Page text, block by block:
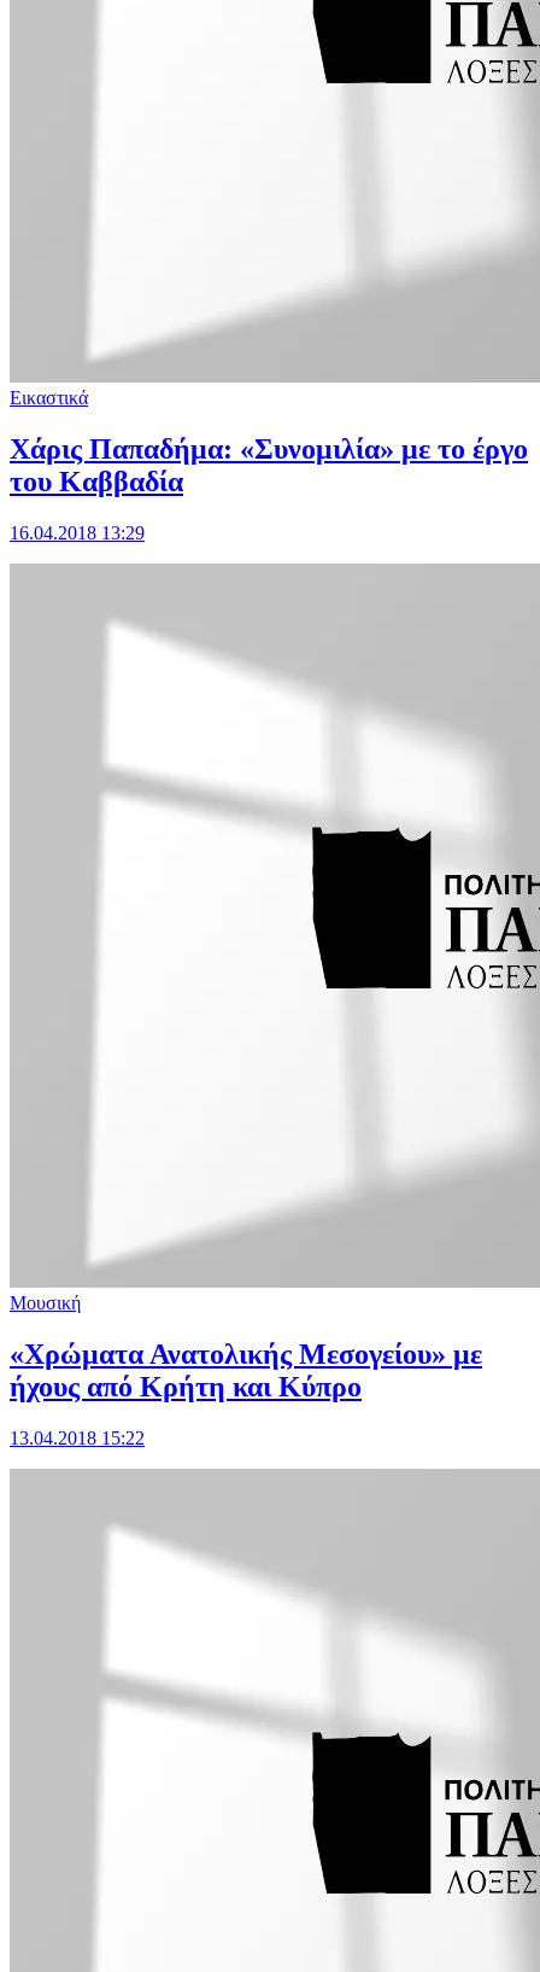
Εικαστικά
Χάρις Παπαδήμα: «Συνομιλία» με το έργο
του Καββαδία
16.04.2018 13:29
Μουσική
«Χρώματα Ανατολικής Μεσογείου» με
ήχους από Κρήτη και Κύπρο
13.04.2018 15:22